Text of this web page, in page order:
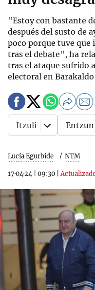
"Estoy con bastante
después del susto de
poco porque tuve
tras el debate", ha
tras el ataque sufrido
electoral en Barakaldo
Lucía Egurbide NTM
17·04·24 09:30 |
Itzuli Entzun